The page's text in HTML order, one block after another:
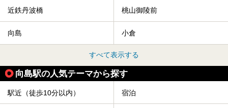
近鉄丹波橋 桃山御陵前
向島 小倉
すべて表示する
向島駅の人気テーマから探す
駅近（徒歩10分以内） 宿泊